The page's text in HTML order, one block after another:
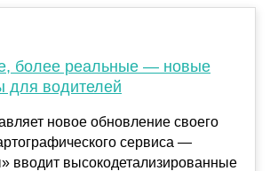
более реальные — новые
для водителей
новое обновление своего
сервиса —
вводит высокодетализированные